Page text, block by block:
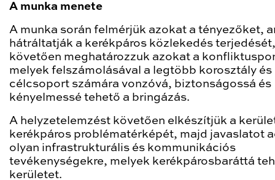
A munka menete
A munka során felmérjük azokat a tényezőket,
hátráltatják a kerékpáros közlekedés
követően meghatározzuk azokat a
melyek felszámolásával a legtöbb korosztály és
célcsoport számára vonzóvá, biztonságossá és
kényelmessé tehető a bringázás.
A helyzetelemzést követően elkészítjük a
kerékpáros problématérképét, majd javaslatot
olyan infrastrukturális és kommunikációs
tevékenységekre, melyek kerékpárosbaráttá
kerületet.